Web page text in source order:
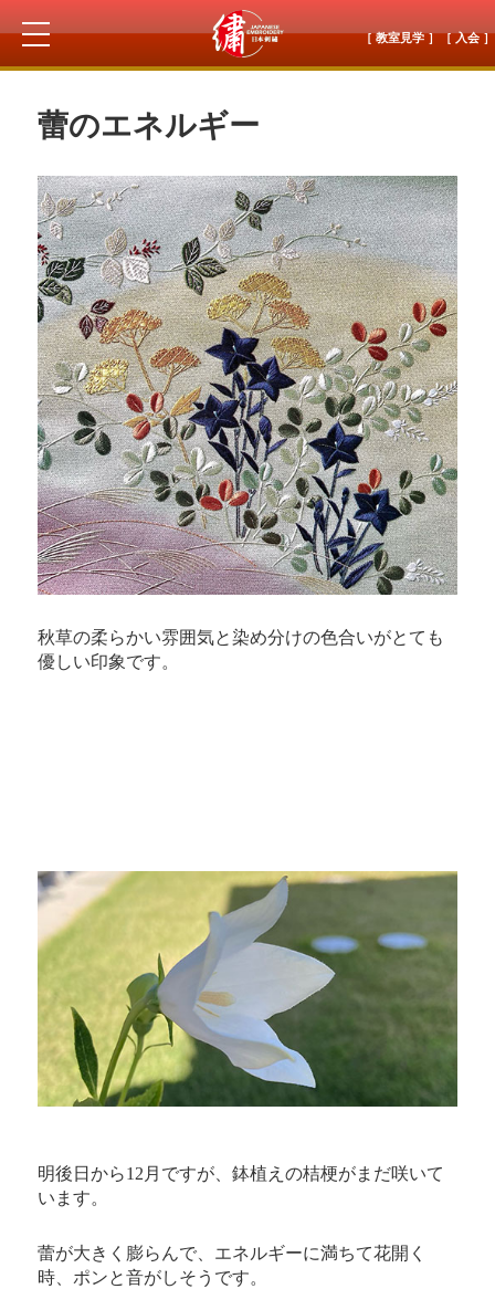
［ 教室見学 ］［ 入会 ］
蕾のエネルギー
秋草の柔らかい雰囲気と染め分けの色合いがとても
優しい印象です。
明後日から12月ですが、鉢植えの桔梗がまだ咲いて
います。
蕾が大きく膨らんで、エネルギーに満ちて花開く
時、ポンと音がしそうです。